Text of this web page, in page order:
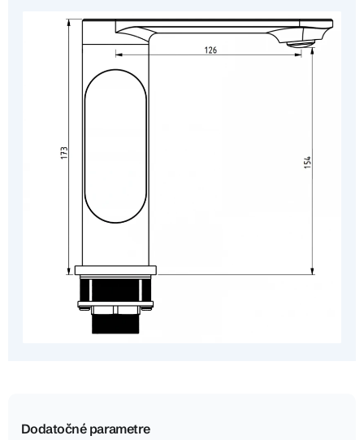
Dodatočné parametre